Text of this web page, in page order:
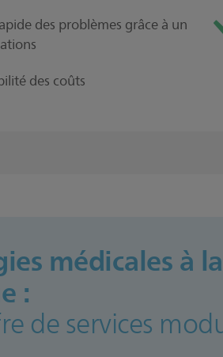
des problèmes grâce à un
des coûts
médicales à
:
de services